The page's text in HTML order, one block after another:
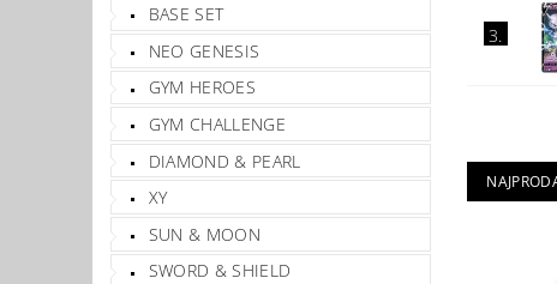
BASE SET
NEO GENESIS
GYM HEROES
GYM CHALLENGE
DIAMOND & PEARL
XY
SUN & MOON
SWORD & SHIELD
3.